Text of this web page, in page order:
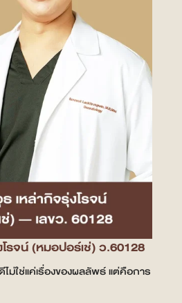
รจน์ (หมอปอร์เช่) ว.60128
ม่ใช่แค่เรื่องของผลลัพธ์ แต่คือการ